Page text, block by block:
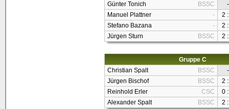
Günter Tonich
BSSC
-
Manuel Plattner
-
2
Stefano Bazana
-
2
Jürgen Sturn
BSSC 2
Gruppe C
Christian Spalt
BSSC
-
Jürgen Bischof
BSSC
2
Reinhold Erler
CSC
0
Alexander Spalt
BSSC 2